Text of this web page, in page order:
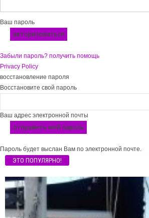
Ваш пароль
Забыли пароль? получить помощь
Privacy Policy
восстановление пароля
Восстановите свой пароль
Ваш адрес электронной почты
Пароль будет выслан Вам по электронной почте.
ЭТО ПОПУЛЯРНО!